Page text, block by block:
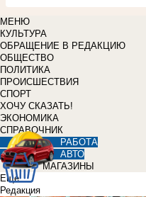
МЕНЮ
КУЛЬТУРА
ОБРАЩЕНИЕ В РЕДАКЦИЮ
ОБЩЕСТВО
ПОЛИТИКА
ПРОИСШЕСТВИЯ
СПОРТ
ХОЧУ СКАЗАТЬ!
ЭКОНОМИКА
СПРАВОЧНИК
РАБОТА
АВТО
МАГАЗИНЫ
Еще
Редакция